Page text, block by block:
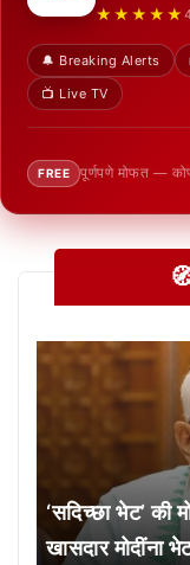
★★★★★
🔔 Breaking Alerts
📺 Live TV
FREE पूर्णपणे मोफत —
‘सदिच्छा भेट’ की
खासदार मोदींना